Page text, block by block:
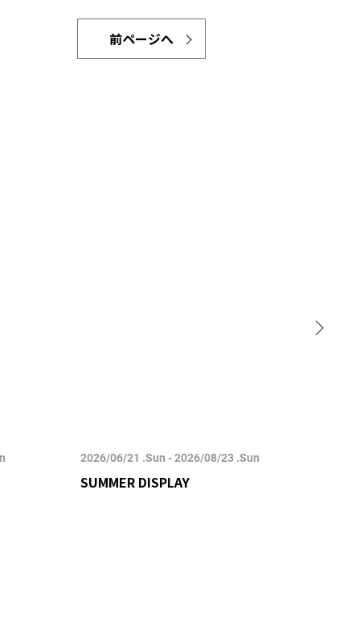
前ページへ
2026/06/21 .Sun - 2026/08/23 .Sun
SUMMER DISPLAY